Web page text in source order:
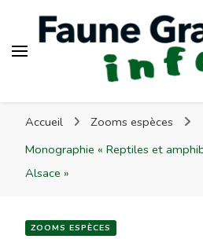
Accueil
Zooms espèces
Monographie « Reptiles et
Alsace »
ZOOMS ESPÈCES